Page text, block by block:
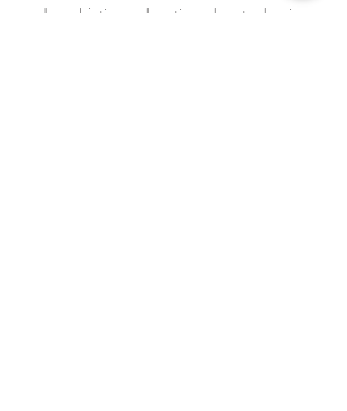
Los objetivos educativos de este dossier